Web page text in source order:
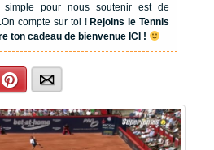
simple pour nous soutenir est de
On compte sur toi !Rejoins le Tennis
ton cadeau de bienvenue ICI !
Pinterest